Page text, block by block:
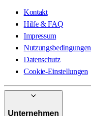
Kontakt
Hilfe & FAQ
Impressum
Nutzungsbedingungen
Datenschutz
Cookie-Einstellungen
Unternehmen